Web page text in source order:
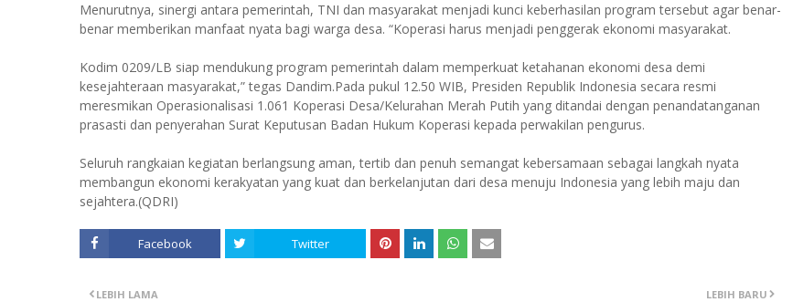
Menurutnya, sinergi antara pemerintah, TNI dan masyarakat menjadi kunci keberhasilan program tersebut agar benar-
benar memberikan manfaat nyata bagi warga desa. “Koperasi harus menjadi penggerak ekonomi masyarakat.
Kodim 0209/LB siap mendukung program pemerintah dalam memperkuat ketahanan ekonomi desa demi
kesejahteraan masyarakat,” tegas Dandim.Pada pukul 12.50 WIB, Presiden Republik Indonesia secara resmi
meresmikan Operasionalisasi 1.061 Koperasi Desa/Kelurahan Merah Putih yang ditandai dengan penandatanganan
prasasti dan penyerahan Surat Keputusan Badan Hukum Koperasi kepada perwakilan pengurus.
Seluruh rangkaian kegiatan berlangsung aman, tertib dan penuh semangat kebersamaan sebagai langkah nyata
membangun ekonomi kerakyatan yang kuat dan berkelanjutan dari desa menuju Indonesia yang lebih maju dan
sejahtera.(QDRI)
Facebook Twitter
LEBIH BARU
LEBIH LAMA